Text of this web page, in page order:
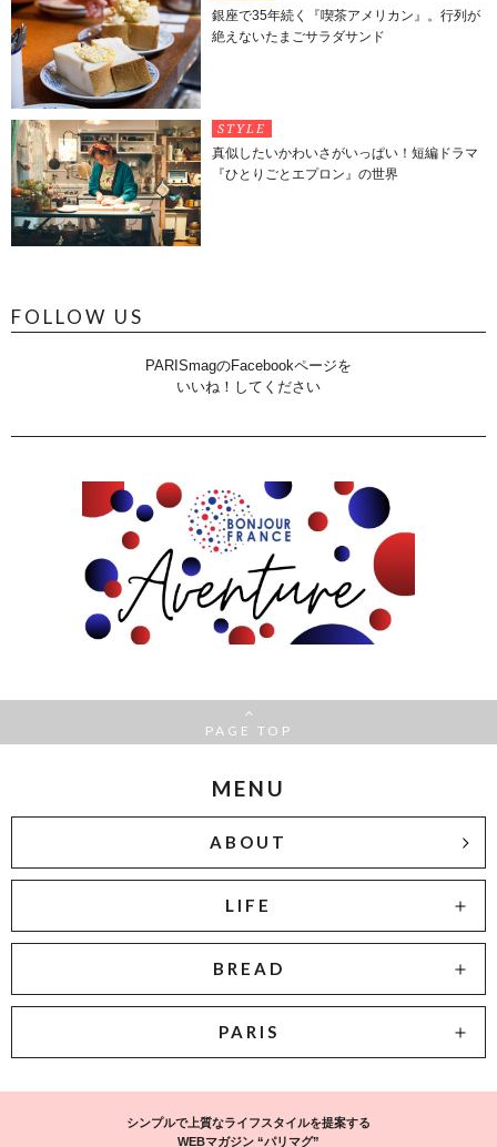
銀座で35年続く『喫茶アメリカン』。行列が
絶えないたまごサラダサンド
STYLE
真似したいかわいさがいっぱい！短編ドラマ
『ひとりごとエプロン』の世界
FOLLOW US
PARISmagのFacebookページを
いいね！してください
PAGE TOP
MENU
ABOUT
LIFE
BREAD
PARIS
シンプルで上質なライフスタイルを提案する
WEBマガジン “パリマグ”